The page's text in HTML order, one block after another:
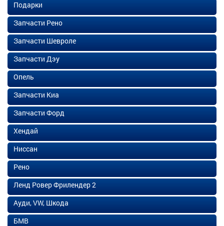
Подарки
Запчасти Рено
Запчасти Шевроле
Запчасти Дэу
Опель
Запчасти Киа
Запчасти Форд
Хендай
Ниссан
Рено
Ленд Ровер Фрилендер 2
Ауди, VW, Шкода
БМВ